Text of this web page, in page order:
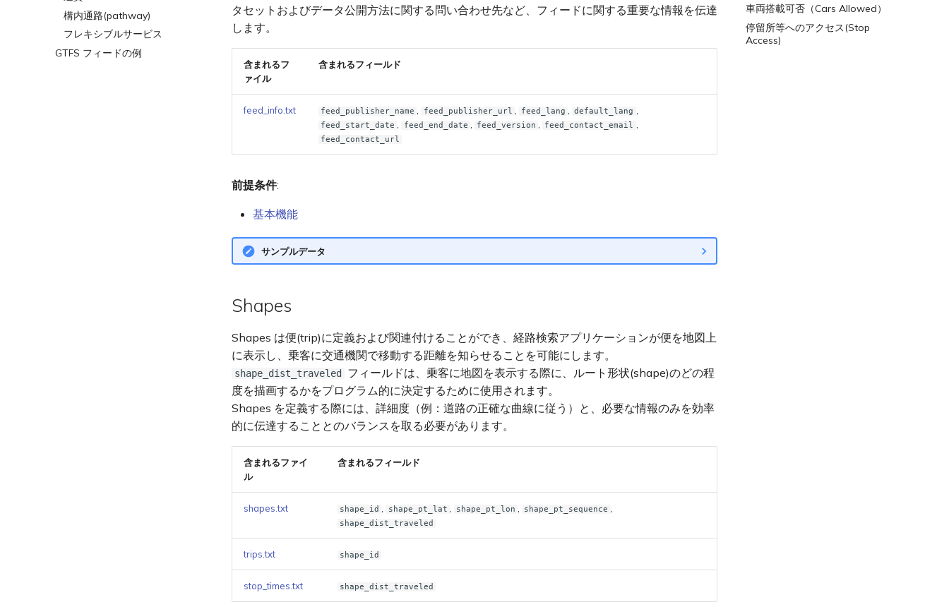
構内通路(pathway)
フレキシブルサービス
GTFS フィードの例
車両搭載可否（Cars Allowed）
停留所等へのアクセス(Stop
Access)
タセットおよびデータ公開方法に関する問い合わせ先など、フィードに関する重要な情報を伝達
します。
含まれるフ
ァイル
含まれるフィールド
feed_info.txt feed_publisher_name feed_publisher_url feed_lang default_lang
feed_start_date feed_end_date feed_version feed_contact_email
feed_contact_url
前提条件:
基本機能
サンプルデータ
Shapes
Shapes は便(trip)に定義および関連付けることができ、経路検索アプリケーションが便を地図上
に表示し、乗客に交通機関で移動する距離を知らせることを可能にします。
shape_dist_traveled
フィールドは、乗客に地図を表示する際に、ルート形状(shape)のどの程
度を描画するかをプログラム的に決定するために使用されます。
Shapes を定義する際には、詳細度（例：道路の正確な曲線に従う）と、必要な情報のみを効率
的に伝達することとのバランスを取る必要があります。
含まれるファイ
ル
含まれるフィールド
shapes.txt shape_id shape_pt_lat shape_pt_lon shape_pt_sequence
shape_dist_traveled
trips.txt shape_id
stop_times.txt shape_dist_traveled